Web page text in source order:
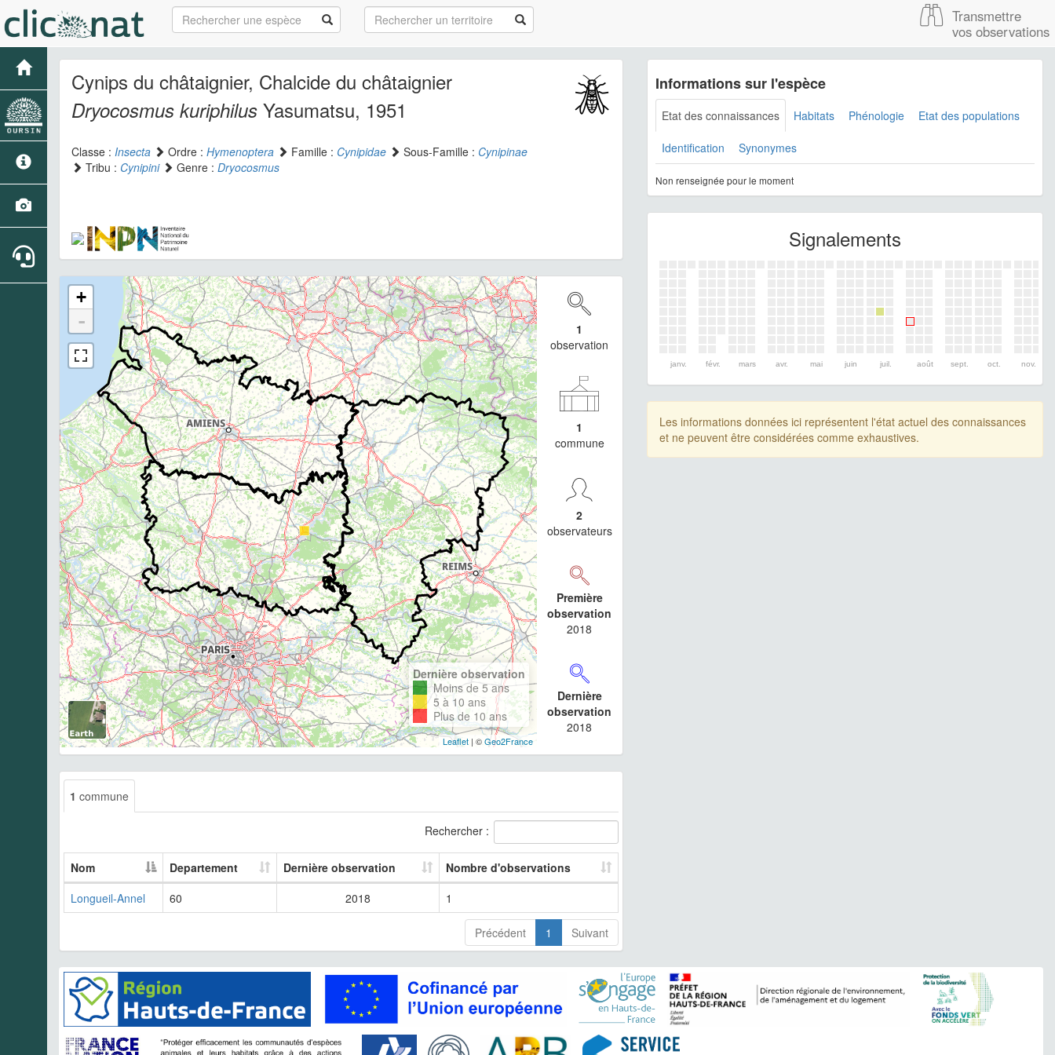
Transmettre
vos observations
Cynips du châtaignier, Chalcide du châtaignier
Dryocosmus kuriphilus Yasumatsu, 1951
Classe : Insecta Ordre : Hymenoptera Famille : Cynipidae Sous-Famille : Cynipinae
Tribu : Cynipini Genre : Dryocosmus
+
-
Dernière observation
Moins de 5 ans
5 à 10 ans
Plus de 10 ans
Leaflet| ©Geo2France
1
observation
1
commune
2
observateurs
Première
observation
2018
Dernière
observation
2018
1 commune
Rechercher :
Nom Departement Dernière observation
Nombre d'observations
Longueil-Annel
60 2018 1
Précédent 1 Suivant
Informations sur l'espèce
Etat des connaissances Habitats Phénologie Etat des populations
Identification Synonymes
Non renseignée pour le moment
Signalements
janv. févr. mars avr. mai juin juil. août sept. oct. nov.
Les informations données ici représentent l'état actuel des connaissances
et ne peuvent être considérées comme exhaustives.